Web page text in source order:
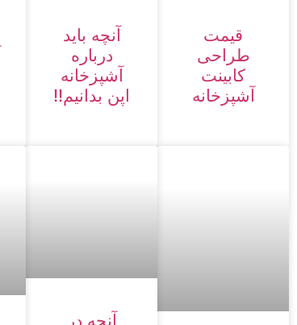
قیمت
طراحی
کابینت
آشپزخانه
آنچه باید
درباره
آشپزخانه
اپن بدانیم!!
آنچه در